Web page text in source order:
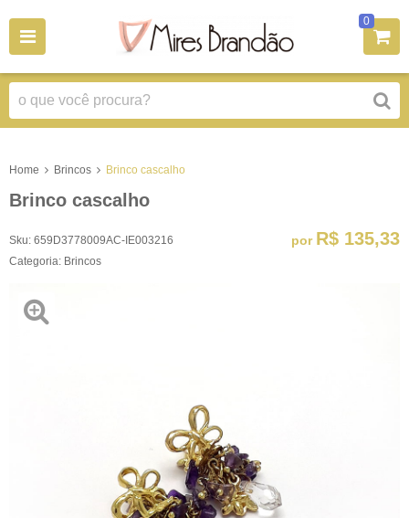
0
Home Brincos Brinco cascalho
Brinco cascalho
Sku: 659D3778009AC-IE003216
Categoria: Brincos
por R$ 135,33